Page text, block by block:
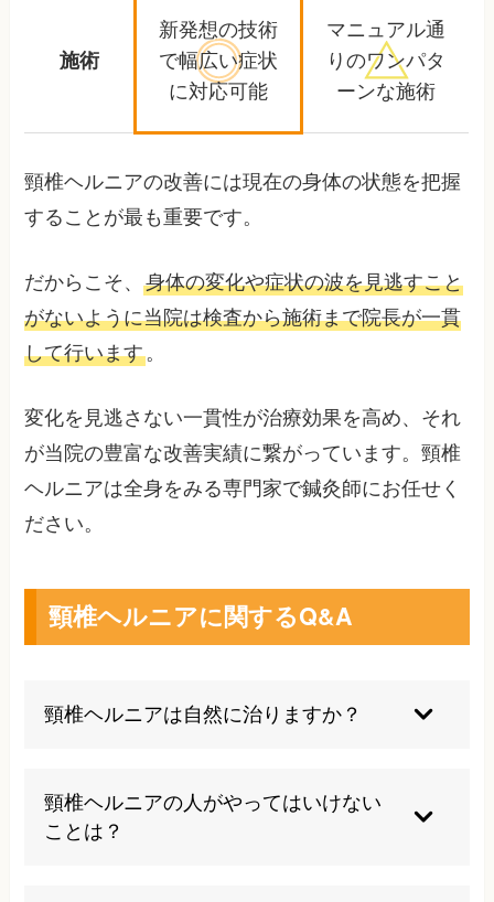
施術
新発想の技術
で幅広い症状
に対応可能
マニュアル通
りのワンパタ
ーンな施術
頸椎ヘルニアの改善には現在の身体の状態を把握
することが最も重要です。
だからこそ、身体の変化や症状の波を見逃すこと
がないように当院は検査から施術まで院長が一貫
して行います。
変化を見逃さない一貫性が治療効果を高め、それ
が当院の豊富な改善実績に繋がっています。頸椎
ヘルニアは全身をみる専門家で鍼灸師にお任せく
ださい。
頸椎ヘルニアに関するQ&A
頸椎ヘルニアは自然に治りますか？
状が続く場合は放置せず医療機関や治療院を受診
することが大切です。早期治療により改善の可能
頸椎ヘルニアの人がやってはいけない
ことは？